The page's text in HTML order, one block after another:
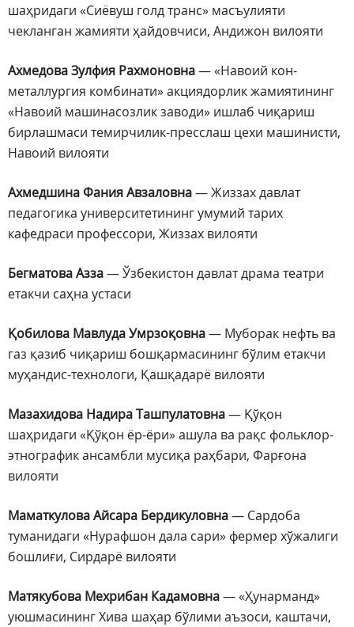
шаҳридаги «Сиёвуш голд транс» масъулияти
чекланган жамияти ҳайдовчиси, Андижон вилояти
Ахмедова Зулфия Рахмоновна— «Навоий кон-
металлургия комбинати» акциядорлик жамиятининг
«Навоий машинасозлик заводи» ишлаб чиқариш
бирлашмаси темирчилик-пресслаш цехи машинисти,
Навоий вилояти
Ахмедшина Фания Авзаловна— Жиззах давлат
педагогика университетининг умумий тарих
кафедраси профессори, Жиззах вилояти
Бегматова Азза— Ўзбекистон давлат драма театри
етакчи саҳна устаси
Қобилова Мавлуда Умрзоқовна— Муборак нефть ва
газ қазиб чиқариш бошқармасининг бўлим етакчи
муҳандис-технологи, Қашқадарё вилояти
Мазахидова Надира Ташпулатовна— Қўқон
шаҳридаги «Қўқон ёр-ёри» ашула ва рақс фольклор-
этнографик ансамбли мусиқа раҳбари, Фарғона
вилояти
Маматкулова Айсара Бердикуловна— Сардоба
туманидаги «Нурафшон дала сари» фермер хўжалиги
бошлиғи, Сирдарё вилояти
Матякубова Мехрибан Кадамовна— «Ҳунарманд»
уюшмасининг Хива шаҳар бўлими аъзоси, каштачи,